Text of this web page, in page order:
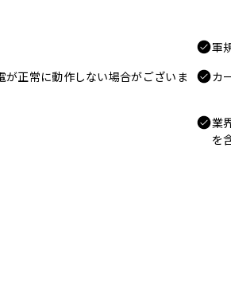
軍
正常に動作しない場合がございま
カ
業
を